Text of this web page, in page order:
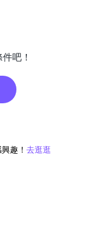
吧！
趣！ 去逛逛